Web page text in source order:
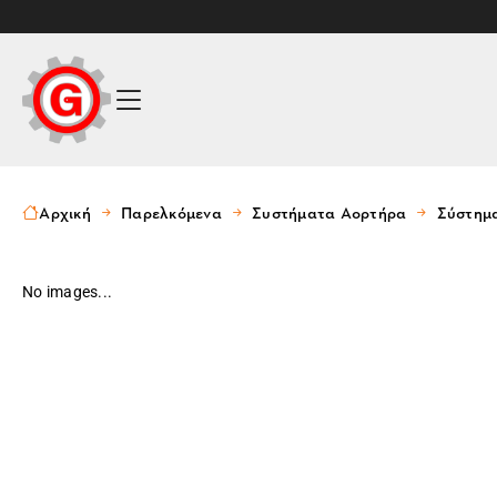
Αρχική Παρελκόμενα Συστήματα Αορτήρα
No images...